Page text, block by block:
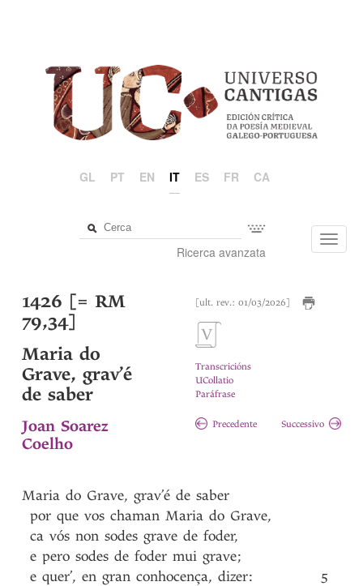
GL PT EN IT ES FR CA
Ricerca avanzata
[ult. rev.: 01/03/2026]
Transcricións
UCollatio
Paráfrase
Precedente Successivo
1426 [= RM
79,34]
Maria do
Grave, grav’é
de saber
Joan Soarez
Coelho
Maria do Grave, grav’é de saber
por que vos chaman Maria do Grave,
ca vós non sodes grave de foder,
e pero sodes de foder mui grave;
e quer’, en gran conhocença, dizer:
5